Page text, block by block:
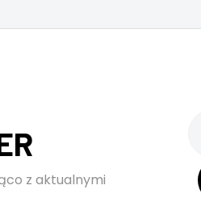
z aktualnymi